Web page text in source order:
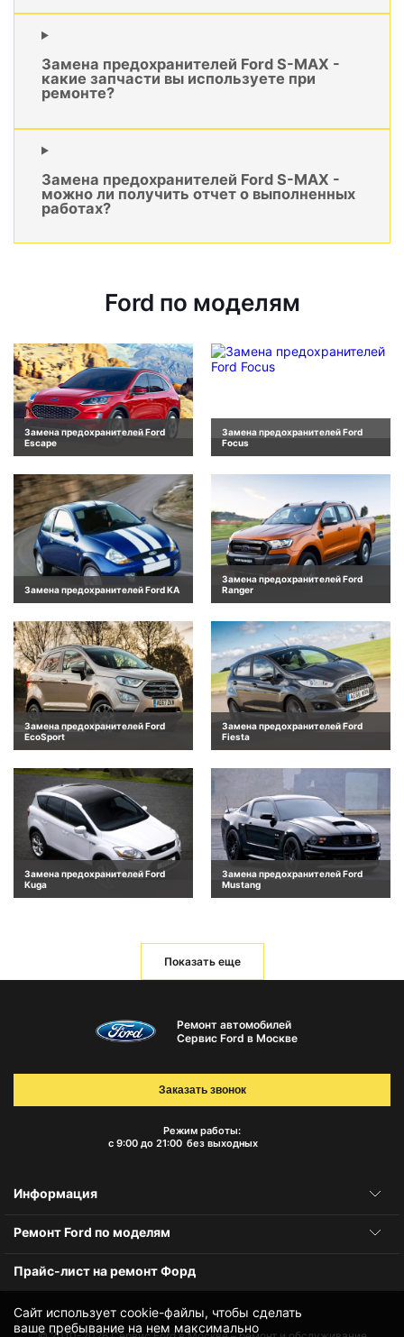
Замена предохранителей Ford S-MAX -
какие запчасти вы используете при
ремонте?
Замена предохранителей Ford S-MAX -
можно ли получить отчет о выполненных
работах?
Ford по моделям
Замена предохранителей Ford
Escape
Замена предохранителей Ford
Focus
Замена предохранителей Ford KA
Замена предохранителей Ford
Ranger
Замена предохранителей Ford
EcoSport
Замена предохранителей Ford
Fiesta
Замена предохранителей Ford
Kuga
Замена предохранителей Ford
Mustang
Показать еще
Сайт использует cookie-файлы, чтобы сделать
ваше пребывание на нем максимально
Ремонт автомобилей
Сервис Ford в Москве
Режим работы:
с 9:00 до 21:00 без выходных
Заказать звонок
Информация
Ремонт Ford по моделям
Прайс-лист на ремонт Форд